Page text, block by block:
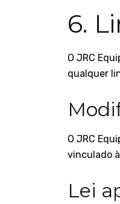
6.
O JRC
qualquer
O JRC
vinculado
Lei